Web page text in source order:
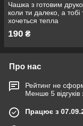
Чашка з готовим
коли ти далеко, а тобі
хочеться тепла
190 ₴
Про нас
Рейтинг не
Менше 5 відгуків
Працює з